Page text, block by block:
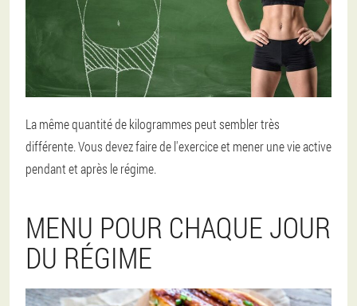
La même quantité de kilogrammes peut sembler très
différente. Vous devez faire de l'exercice et mener une vie active
pendant et après le régime.
MENU POUR CHAQUE JOUR
DU RÉGIME